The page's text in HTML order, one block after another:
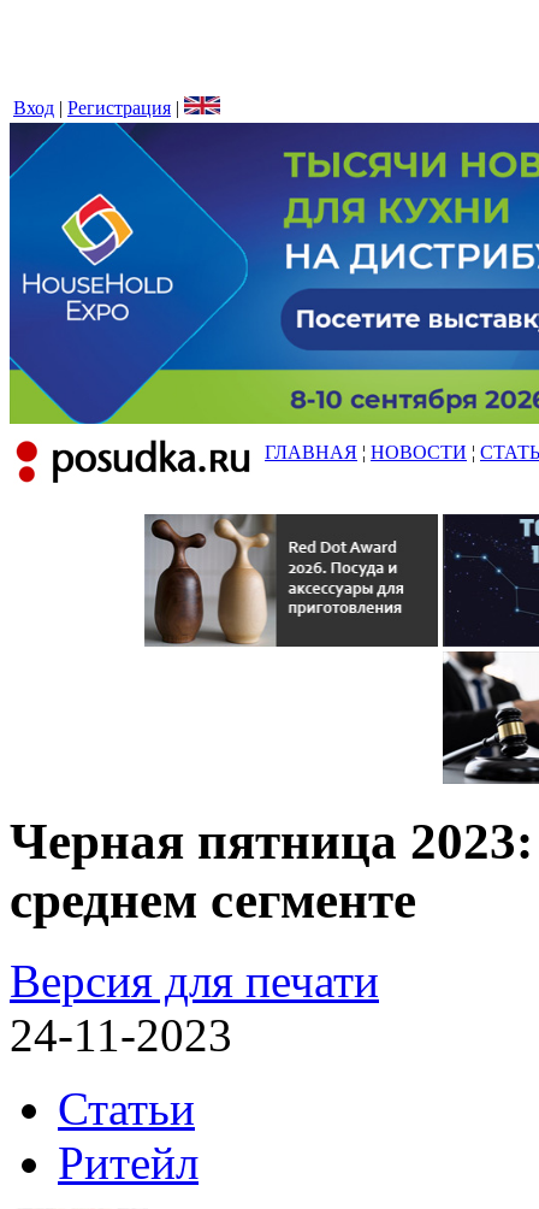
Вход | Регистрация |
ГЛАВНАЯ ¦ НОВОСТИ ¦
Черная пятница 2023:
среднем сегменте
Версия для печати
24-11-2023
Статьи
Ритейл